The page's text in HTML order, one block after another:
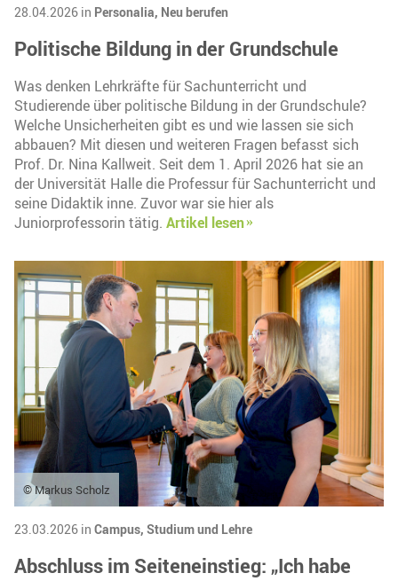
28.04.2026 in Personalia, Neu berufen
Politische Bildung in der Grundschule
Was denken Lehrkräfte für Sachunterricht und
Studierende über politische Bildung in der Grundschule?
Welche Unsicherheiten gibt es und wie lassen sie sich
abbauen? Mit diesen und weiteren Fragen befasst sich
Prof. Dr. Nina Kallweit. Seit dem 1. April 2026 hat sie an
der Universität Halle die Professur für Sachunterricht und
seine Didaktik inne. Zuvor war sie hier als
Juniorprofessorin tätig. Artikel lesen
© Markus Scholz
23.03.2026 in Campus, Studium und Lehre
Abschluss im Seiteneinstieg: „Ich habe